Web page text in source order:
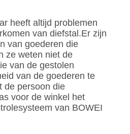
heeft altijd problemen
van diefstal.Er zijn
van goederen die
ze weten niet de
van de gestolen
van de goederen te
de persoon die
voor de winkel het
van BOWEI